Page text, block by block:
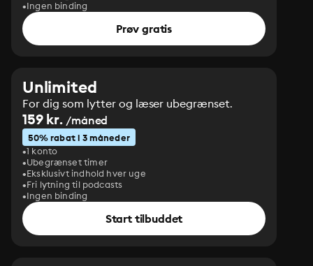
Ingen binding
Prøv gratis
Unlimited
For dig som lytter og læser ubegrænset.
159 kr. /måned
50% rabat i 3 måneder
1 konto
Ubegrænset timer
Eksklusivt indhold hver uge
Fri lytning til podcasts
Ingen binding
Start tilbuddet